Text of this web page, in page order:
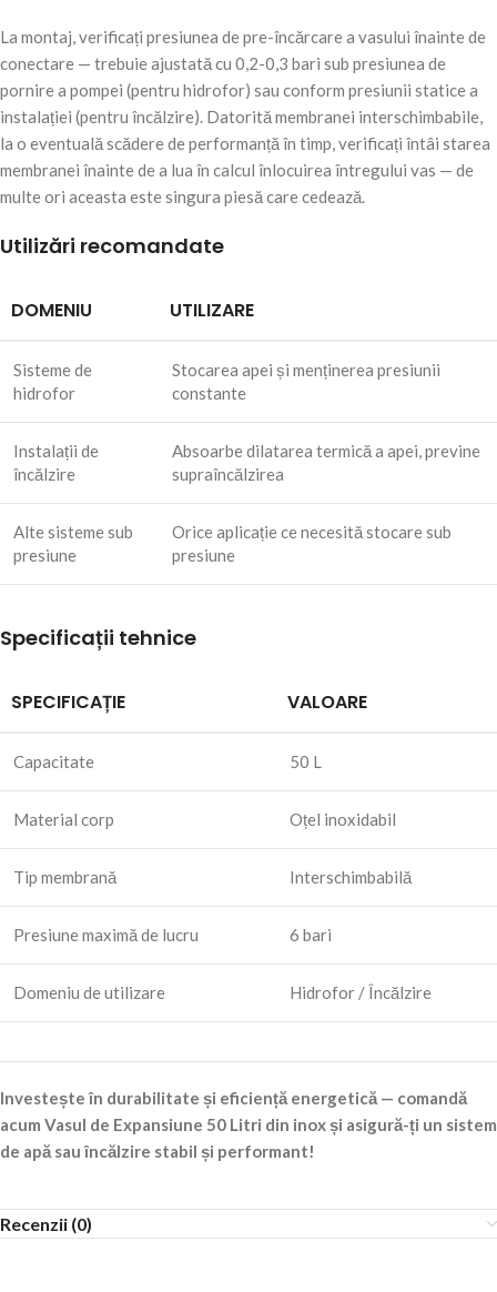
La montaj, verificați presiunea de pre-încărcare a vasului înainte de
conectare — trebuie ajustată cu 0,2-0,3 bari sub presiunea de
pornire a pompei (pentru hidrofor) sau conform presiunii statice a
instalației (pentru încălzire). Datorită membranei interschimbabile,
la o eventuală scădere de performanță în timp, verificați întâi starea
membranei înainte de a lua în calcul înlocuirea întregului vas — de
multe ori aceasta este singura piesă care cedează.
Utilizări recomandate
DOMENIU UTILIZARE
Sisteme de
hidrofor
Stocarea apei și menținerea presiunii
constante
Instalații de
încălzire
Absoarbe dilatarea termică a apei, previne
supraîncălzirea
Alte sisteme sub
presiune
Orice aplicație ce necesită stocare sub
presiune
Specificații tehnice
SPECIFICAȚIE VALOARE
Capacitate 50 L
Material corp Oțel inoxidabil
Tip membrană Interschimbabilă
Presiune maximă de lucru 6 bari
Domeniu de utilizare Hidrofor / Încălzire
Investește în durabilitate și eficiență energetică — comandă
acum Vasul de Expansiune 50 Litri din inox și asigură-ți un sistem
de apă sau încălzire stabil și performant!
Recenzii (0)